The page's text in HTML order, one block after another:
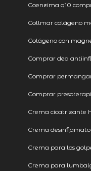
Coenzima q10
Collmar colágeno
Colágeno con
Comprar dea
Comprar
Comprar
Crema cicatrizante
Crema
Crema para los
Crema para